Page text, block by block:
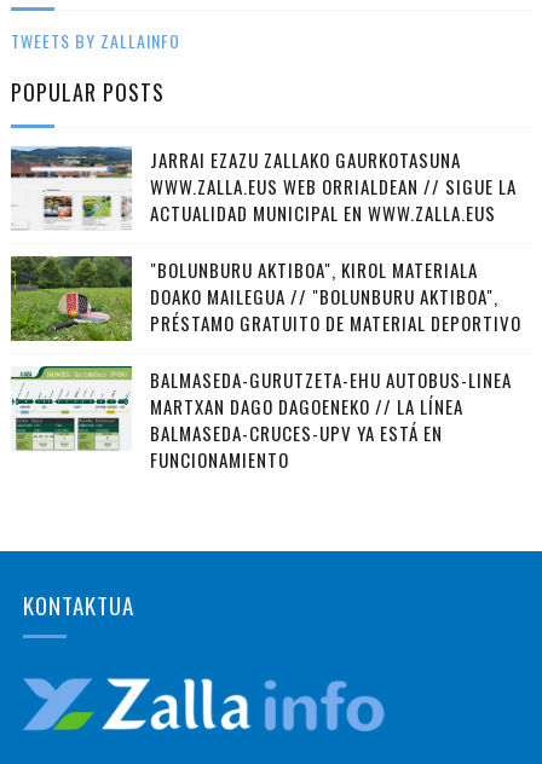
TWEETS BY ZALLAINFO
POPULAR POSTS
JARRAI EZAZU ZALLAKO GAURKOTASUNA
WWW.ZALLA.EUS WEB ORRIALDEAN // SIGUE LA
ACTUALIDAD MUNICIPAL EN WWW.ZALLA.EUS
"BOLUNBURU AKTIBOA", KIROL MATERIALA
DOAKO MAILEGUA // "BOLUNBURU AKTIBOA",
PRÉSTAMO GRATUITO DE MATERIAL DEPORTIVO
BALMASEDA-GURUTZETA-EHU AUTOBUS-LINEA
MARTXAN DAGO DAGOENEKO // LA LÍNEA
BALMASEDA-CRUCES-UPV YA ESTÁ EN
FUNCIONAMIENTO
KONTAKTUA